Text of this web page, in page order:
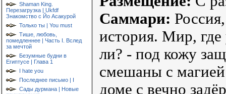
Shaman King.
Перезагрузка | Ukfdf
Знакомство с Йо Асакурой
Только ты | You must
Тише, любовь,
помедленнее | Часть I. Вслед
за мечтой
Безумные будни в
Египтусе | Глава 1
I hate you
Последнее письмо | I
Сады дурмана | Новые
Саммари:
история. Мир, где
ли? - под кожу
смешаны с
доме с вечно